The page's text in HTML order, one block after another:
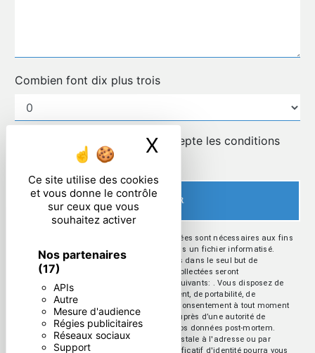
Ce site utilise des cookies
et vous donne le contrôle
sur ceux que vous
souhaitez activer
Nos partenaires
(17)
APIs
Autre
Mesure d'audience
Régies publicitaires
Réseaux sociaux
Support
X Masquer le
Combien font dix plus trois
En cochant cette case, j'accepte les conditions
particulières ci-dessous **
ENVOYER
** Les données personnelles communiquées sont nécessaires aux fins
de vous contacter et sont enregistrées dans un fichier informatisé.
Elles sont destinées à et ses sous-traitants dans le seul but de
répondre à votre message. Les données collectées seront
communiquées aux seuls destinataires suivants: . Vous disposez de
droits d’accès, de rectification, d’effacement, de portabilité, de
limitation, d’opposition, de retrait de votre consentement à tout moment
et du droit d’introduire une réclamation auprès d’une autorité de
contrôle, ainsi que d’organiser le sort de vos données post-mortem.
Vous pouvez exercer ces droits par voie postale à l'adresse ou par
courrier électronique à l'adresse . Un justificatif d'identité pourra vous